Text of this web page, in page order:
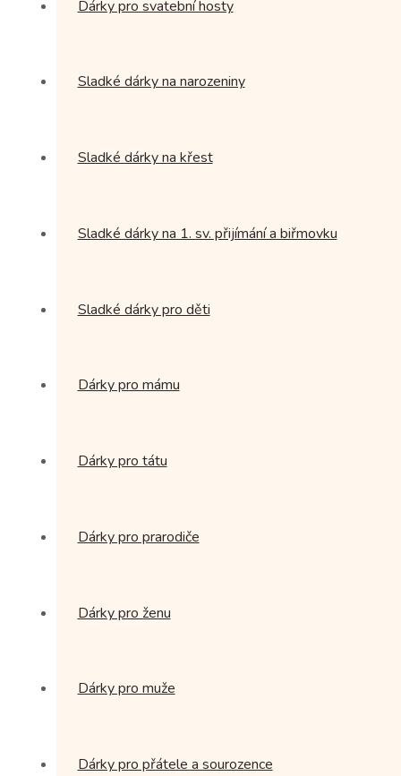
Dárky pro svatební hosty
Sladké dárky na narozeniny
Sladké dárky na křest
Sladké dárky na 1. sv. přijímání a biřmovku
Sladké dárky pro děti
Dárky pro mámu
Dárky pro tátu
Dárky pro prarodiče
Dárky pro ženu
Dárky pro muže
Dárky pro přátele a sourozence